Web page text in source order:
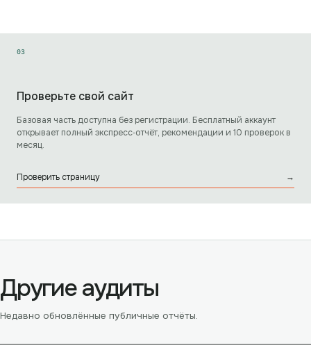
03
Проверьте свой сайт
Базовая часть доступна без регистрации. Бесплатный аккаунт
открывает полный экспресс‑отчёт, рекомендации и 10 проверок в
месяц.
Проверить страницу →
Другие аудиты
Недавно обновлённые публичные отчёты.